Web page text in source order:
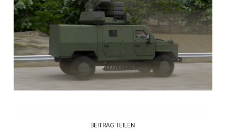
BEITRAG TEILEN